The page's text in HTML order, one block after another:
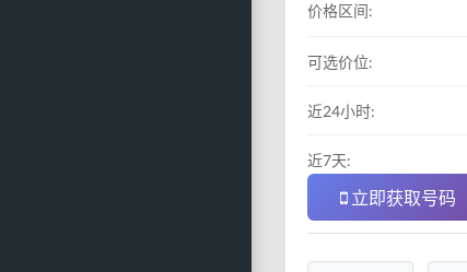
价格区间:
可选价位:
近24小时:
近7天:
立即获取号码